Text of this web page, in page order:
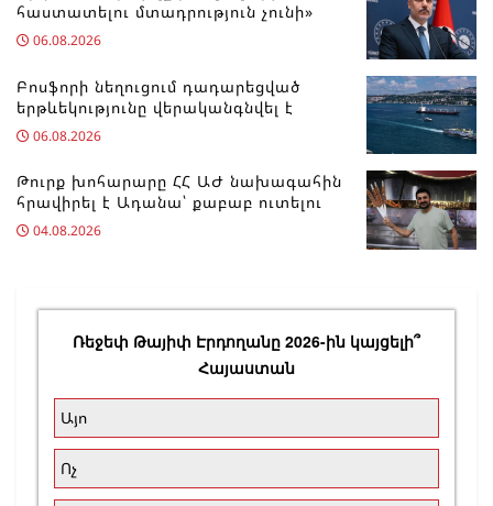
հաստատելու մտադրություն չունի»
06.08.2026
Բոսֆորի նեղուցում դադարեցված
երթևեկությունը վերականգնվել է
06.08.2026
Թուրք խոհարարը ՀՀ ԱԺ նախագահին
հրավիրել է Ադանա՝ քաբաբ ուտելու
04.08.2026
Ռեջեփ Թայիփ Էրդողանը 2026-ին կայցելի՞
Հայաստան
Այո
Ոչ